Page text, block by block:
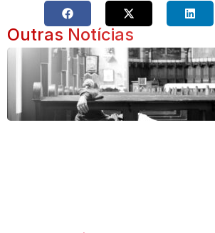
Outras Notícias